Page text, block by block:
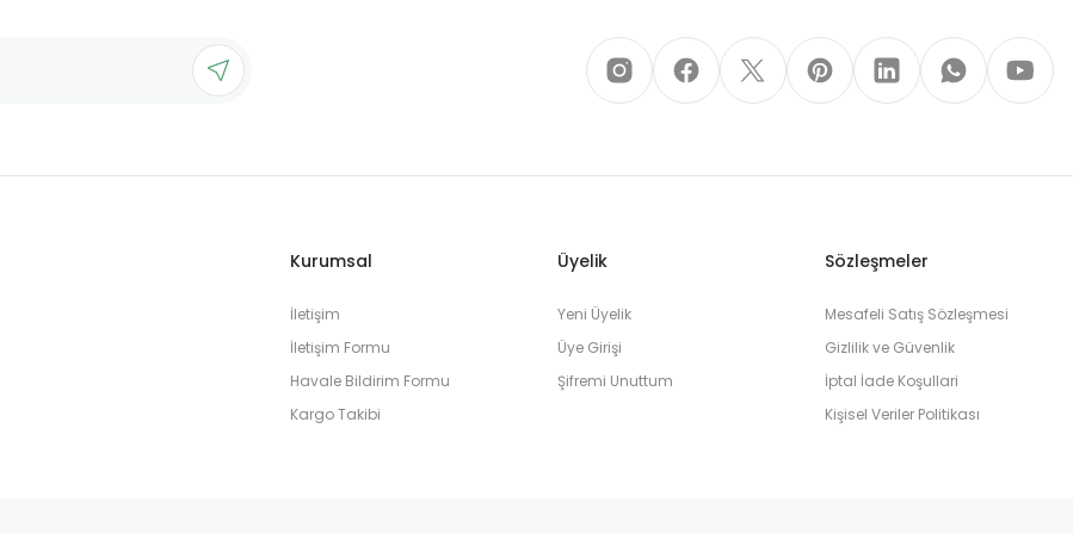
Kurumsal
İletişim
İletişim Formu
Havale Bildirim Formu
Kargo Takibi
Üyelik
Yeni Üyelik
Üye Girişi
Şifremi Unuttum
Sözleşmeler
Mesafeli Satış Sözleşmesi
Gizlilik ve Güvenlik
İptal İade Koşullari
Kişisel Veriler Politikası